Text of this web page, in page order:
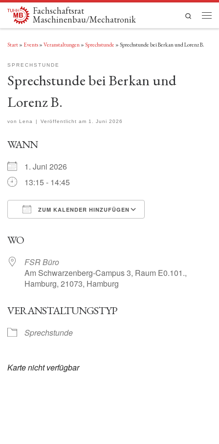
Zum Inhalt springen
Fachschaftsrat
Maschinenbau/Mechatronik
Search
Start» Events» Veranstaltungen » Sprechstunde » Sprechstunde bei Berkan und Lorenz B.
SPRECHSTUNDE
Sprechstunde bei Berkan und
Lorenz B.
von Lena Veröffentlicht am1. Juni 2026
WANN
1. Juni 2026
13:15 - 14:45
ZUM KALENDER HINZUFÜGEN
WO
FSR Büro
Am Schwarzenberg-Campus 3, Raum E0.101.,
Hamburg, 21073, Hamburg
VERANSTALTUNGSTYP
Sprechstunde
Karte nicht verfügbar